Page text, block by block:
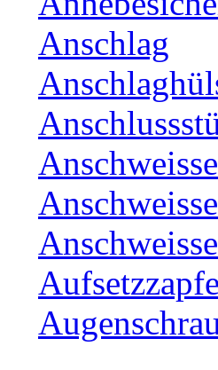
Anschlag